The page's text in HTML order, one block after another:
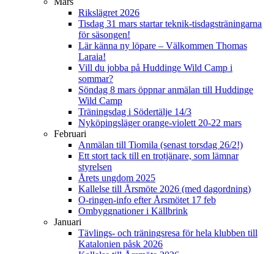
Rikslägret 2026
Tisdag 31 mars startar teknik-tisdagsträningarna
för säsongen!
Lär känna ny löpare – Välkommen Thomas
Laraia!
Vill du jobba på Huddinge Wild Camp i
sommar?
Söndag 8 mars öppnar anmälan till Huddinge
Wild Camp
Träningsdag i Södertälje 14/3
Nyköpingsläger orange-violett 20-22 mars
Februari
Anmälan till Tiomila (senast torsdag 26/2!)
Ett stort tack till en trotjänare, som lämnar
styrelsen
Årets ungdom 2025
Kallelse till Årsmöte 2026 (med dagordning)
O-ringen-info efter Årsmötet 17 feb
Ombyggnationer i Källbrink
Januari
Tävlings- och träningsresa för hela klubben till
Katalonien påsk 2026